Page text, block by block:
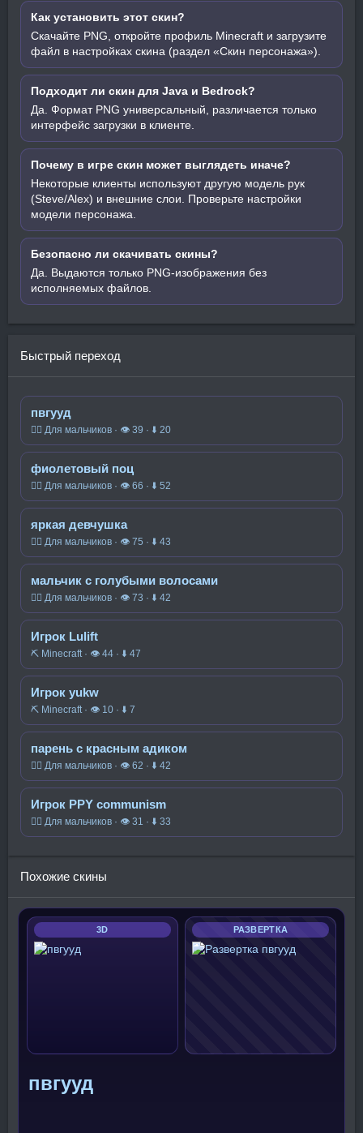
Как установить этот скин?
Скачайте PNG, откройте профиль Minecraft и загрузите
файл в настройках скина (раздел «Скин персонажа»).
Подходит ли скин для Java и Bedrock?
Да. Формат PNG универсальный, различается только
интерфейс загрузки в клиенте.
Почему в игре скин может выглядеть иначе?
Некоторые клиенты используют другую модель рук
(Steve/Alex) и внешние слои. Проверьте настройки
модели персонажа.
Безопасно ли скачивать скины?
Да. Выдаются только PNG-изображения без
исполняемых файлов.
Быстрый переход
пвгууд
🧍‍♂️ Для мальчиков · 👁 39 · ⬇ 20
фиолетовый поц
🧍‍♂️ Для мальчиков · 👁 66 · ⬇ 52
яркая девчушка
🧍‍♂️ Для мальчиков · 👁 75 · ⬇ 43
мальчик с голубыми волосами
🧍‍♂️ Для мальчиков · 👁 73 · ⬇ 42
Игрок Lulift
⛏️ Minecraft · 👁 44 · ⬇ 47
Игрок yukw
⛏️ Minecraft · 👁 10 · ⬇ 7
парень с красным адиком
🧍‍♂️ Для мальчиков · 👁 62 · ⬇ 42
Игрок PPY communism
🧍‍♂️ Для мальчиков · 👁 31 · ⬇ 33
Похожие скины
3D РАЗВЕРТКА
пвгууд